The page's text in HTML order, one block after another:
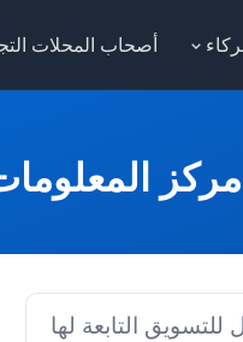
أصحاب المحلات
مركز
التابعة لها